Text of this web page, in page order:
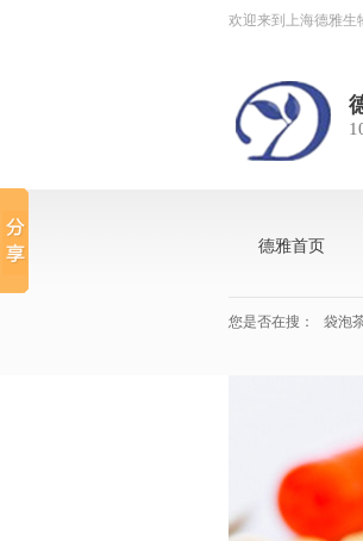
欢迎来到上海德雅生
德雅首页
您是否在搜： 袋泡